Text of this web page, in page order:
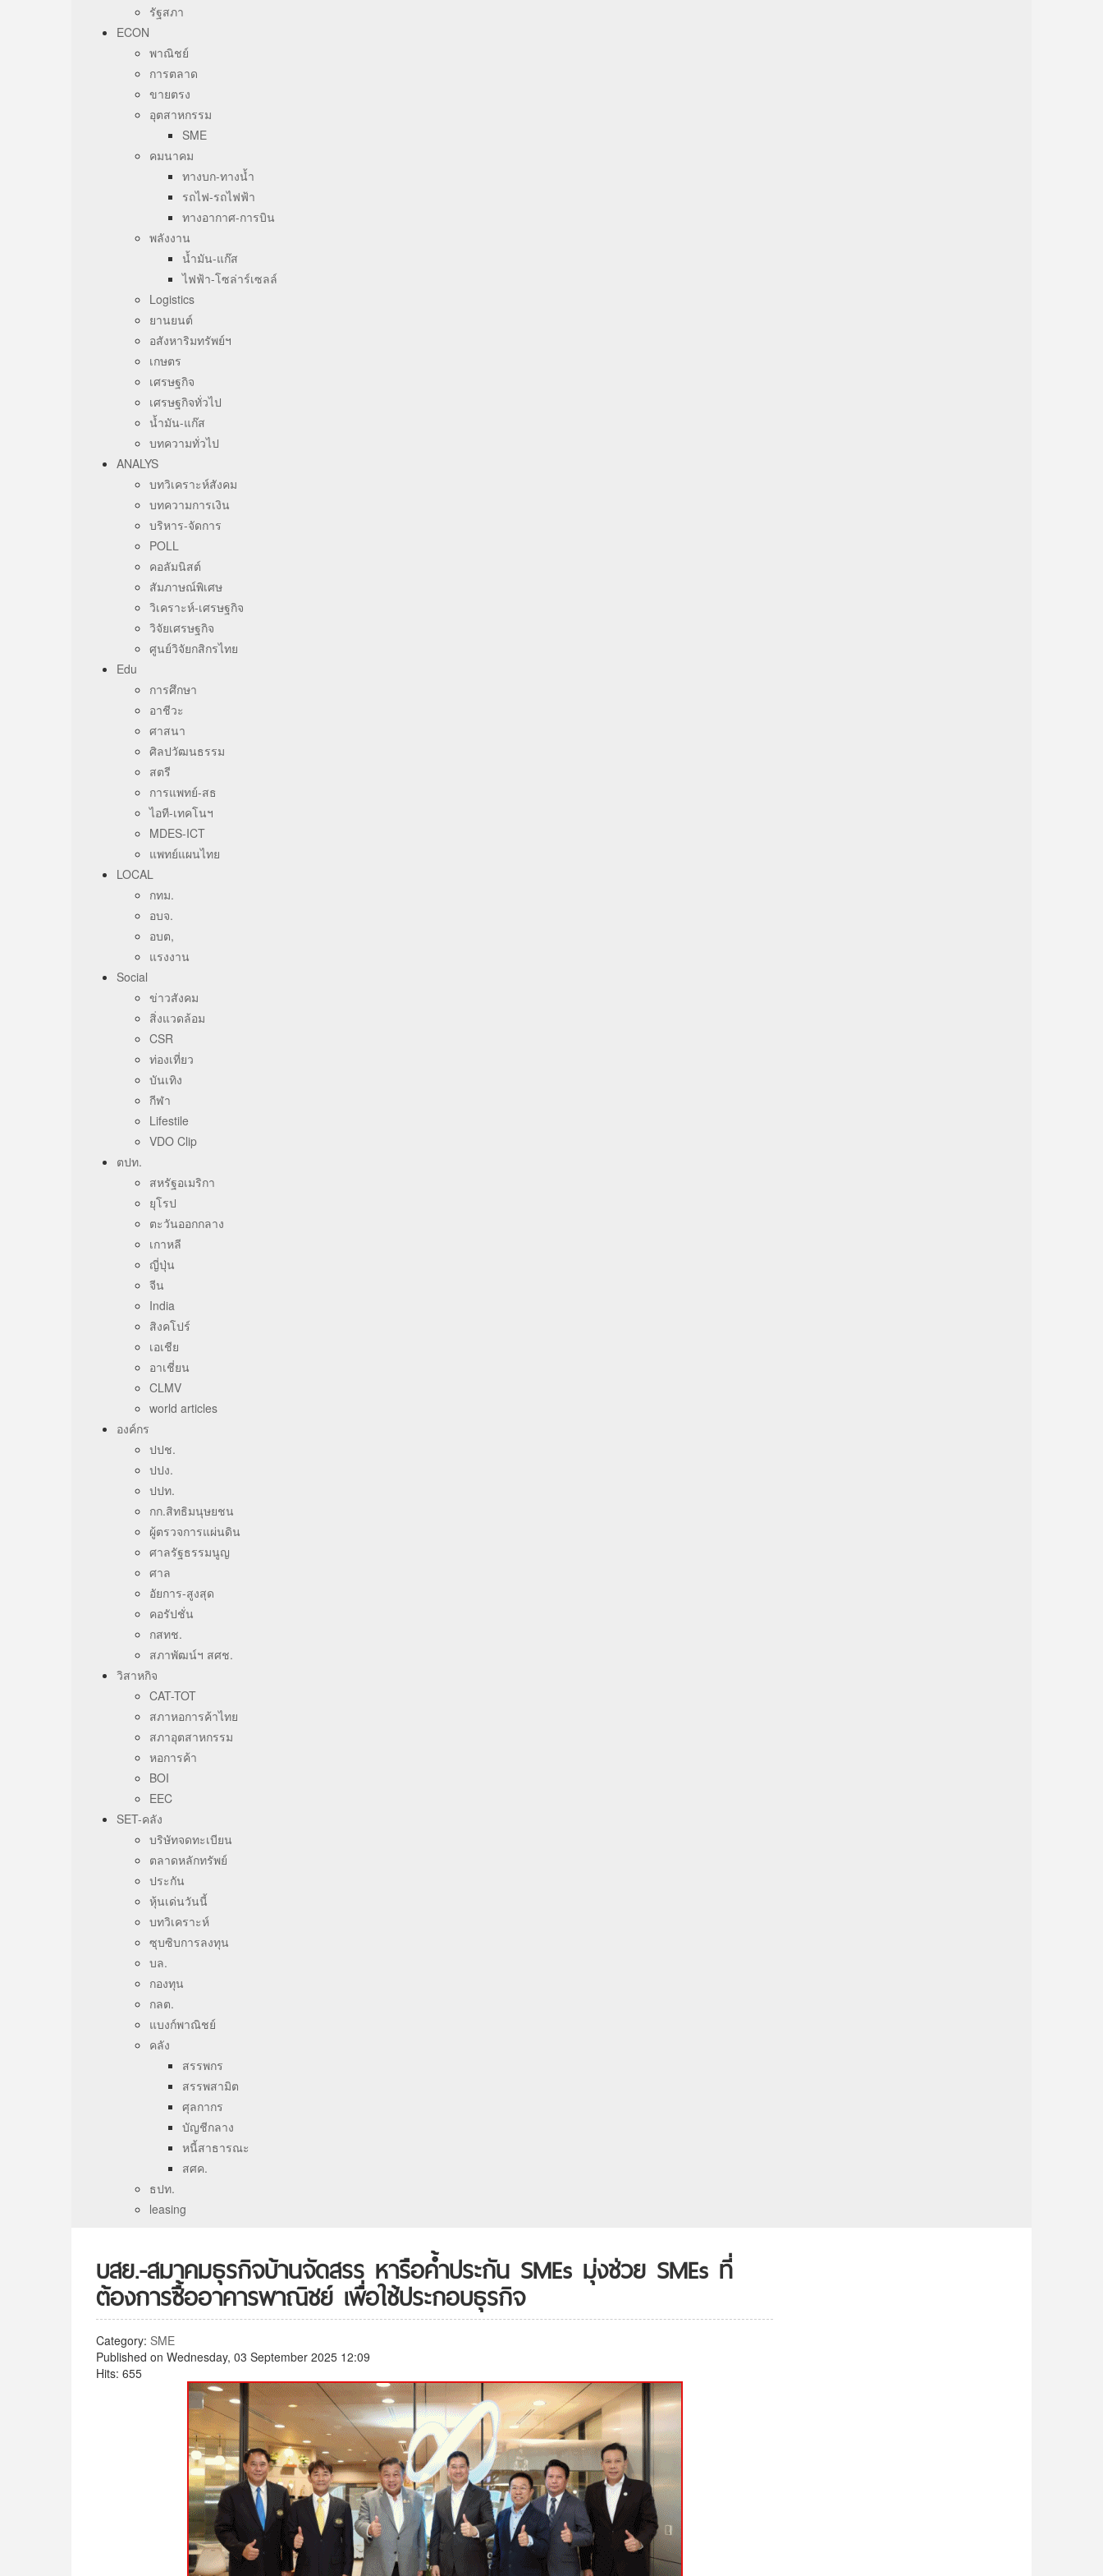
รัฐสภา
ECON
พาณิชย์
การตลาด
ขายตรง
อุตสาหกรรม
SME
คมนาคม
ทางบก-ทางน้ำ
รถไฟ-รถไฟฟ้า
ทางอากาศ-การบิน
พลังงาน
น้ำมัน-แก๊ส
ไฟฟ้า-โซล่าร์เซลล์
Logistics
ยานยนต์
อสังหาริมทรัพย์ฯ
เกษตร
เศรษฐกิจ
เศรษฐกิจทั่วไป
น้ำมัน-แก๊ส
บทความทั่วไป
ANALYS
บทวิเคราะห์สังคม
บทความการเงิน
บริหาร-จัดการ
POLL
คอลัมนิสต์
สัมภาษณ์พิเศษ
วิเคราะห์-เศรษฐกิจ
วิจัยเศรษฐกิจ
ศูนย์วิจัยกสิกรไทย
Edu
การศึกษา
อาชีวะ
ศาสนา
ศิลปวัฒนธรรม
สตรี
การแพทย์-สธ
ไอที-เทคโนฯ
MDES-ICT
แพทย์แผนไทย
LOCAL
กทม.
อบจ.
อบต,
แรงงาน
Social
ข่าวสังคม
สิ่งแวดล้อม
CSR
ท่องเที่ยว
บันเทิง
กีฬา
Lifestile
VDO Clip
ตปท.
สหรัฐอเมริกา
ยุโรป
ตะวันออกกลาง
เกาหลี
ญี่ปุ่น
จีน
India
สิงคโปร์
เอเชีย
อาเชี่ยน
CLMV
world articles
องค์กร
ปปช.
ปปง.
ปปท.
กก.สิทธิมนุษยชน
ผู้ตรวจการแผ่นดิน
ศาลรัฐธรรมนูญ
ศาล
อัยการ-สูงสุด
คอรัปชั่น
กสทช.
สภาพัฒน์ฯ สศช.
วิสาหกิจ
CAT-TOT
สภาหอการค้าไทย
สภาอุตสาหกรรม
หอการค้า
BOI
EEC
SET-คลัง
บริษัทจดทะเบียน
ตลาดหลักทรัพย์
ประกัน
หุ้นเด่นวันนี้
บทวิเคราะห์
ซุบซิบการลงทุน
บล.
กองทุน
กลต.
แบงก์พาณิชย์
คลัง
สรรพกร
สรรพสามิต
ศุลกากร
บัญชีกลาง
หนี้สาธารณะ
สศค.
ธปท.
leasing
บสย.-สมาคมธุรกิจบ้านจัดสรร หารือค้ำประกัน SMEs มุ่งช่วย SMEs ที่
ต้องการซื้ออาคารพาณิชย์ เพื่อใช้ประกอบธุรกิจ
Category: SME
Published on Wednesday, 03 September 2025 12:09
Hits: 655